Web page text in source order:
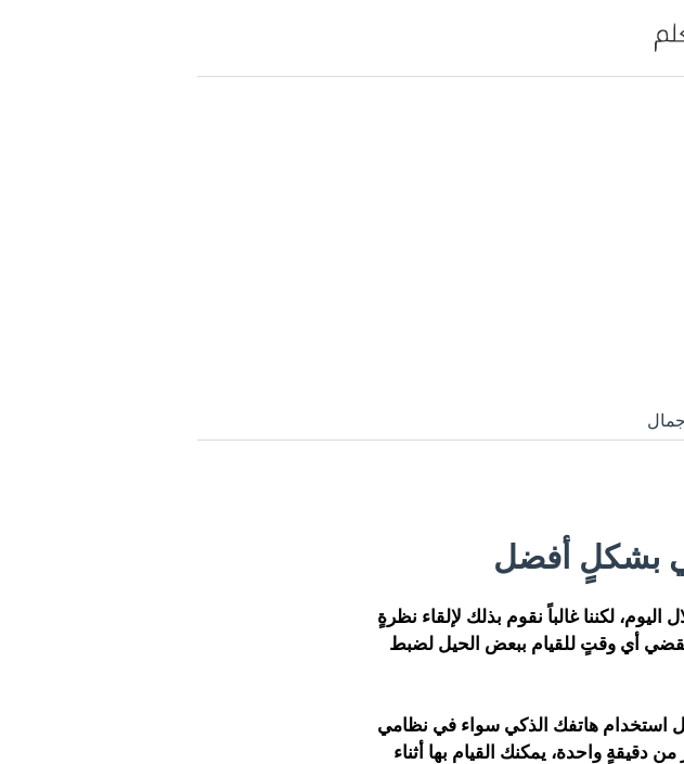
لكننا غالباً نقوم بذلك لإلقاء نظرةٍ
نقضي أي وقتٍ للقيام ببعض الحيل لضبط
استخدام هاتفك الذكي سواء في نظامي
دقيقةٍ واحدة، يمكنك القيام بها أثناء